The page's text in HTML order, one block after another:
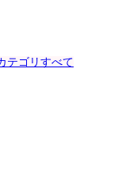
テゴリすべて